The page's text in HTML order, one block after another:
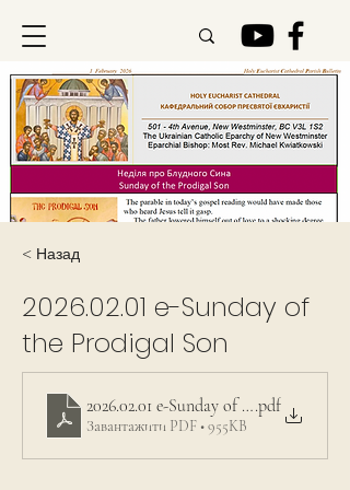
< Назад
2026.02.01 e-Sunday of
the Prodigal Son
2026.02.01 e-Sunday of the Prodigal Son
.pdf
Завантажити PDF • 955KB